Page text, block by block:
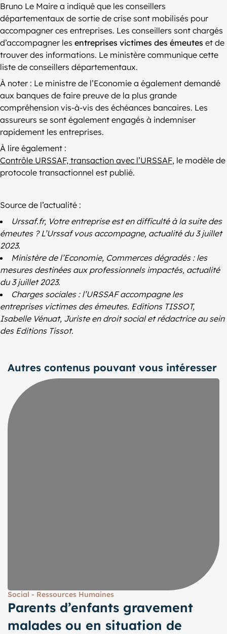
Bruno Le Maire a indiqué que les conseillers
départementaux de sortie de crise sont mobilisés pour
accompagner ces entreprises. Les conseillers sont chargés
d’accompagner les entreprises victimes des émeutes et de
trouver des informations. Le ministère communique cette
liste de conseillers départementaux.
À noter : Le ministre de l’Economie a également demandé
aux banques de faire preuve de la plus grande
compréhension vis-à-vis des échéances bancaires. Les
assureurs se sont également engagés à indemniser
rapidement les entreprises.
À lire également :
Contrôle URSSAF, transaction avec l’URSSAF, le modèle de
protocole transactionnel est publié.
Source de l’actualité :
Urssaf.fr, Votre entreprise est en difficulté à la suite des
émeutes ? L’Urssaf vous accompagne, actualité du 3 juillet
2023.
Ministère de l’Economie, Commerces dégradés : les
mesures destinées aux professionnels impactés, actualité
du 3 juillet 2023.
Charges sociales : l’URSSAF accompagne les
entreprises victimes des émeutes. Editions TISSOT,
Isabelle Vénuat, Juriste en droit social et rédactrice au sein
des Editions Tissot.
Autres contenus pouvant vous intéresser
Social - Ressources Humaines
Parents d’enfants gravement
malades ou en situation de